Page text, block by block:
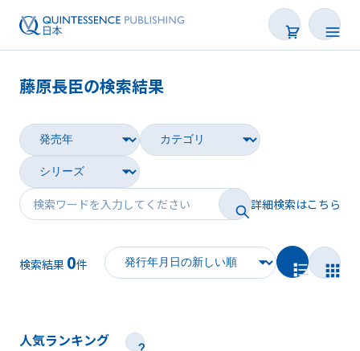
雑誌
映像
電子BOOK
著者一覧
藤原長臣の検索結果
詳細検索はこちら
検索結果 0件
人気ランキング